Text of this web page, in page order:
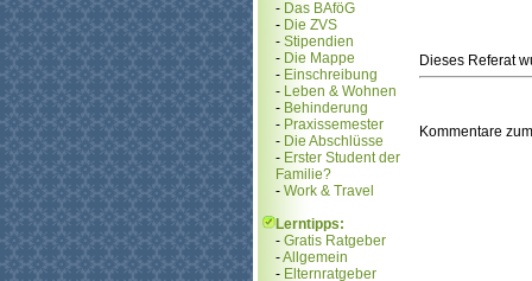
- Das BAföG
- Die ZVS
- Stipendien
- Die Mappe
- Einschreibung
- Leben & Wohnen
- Behinderung
- Praxissemester
- Die Abschlüsse
- Erster Student der
Familie?
- Work & Travel
Lerntipps:
- Gratis Ratgeber
-Allgemein
- Elternratgeber
Dieses Referat
Kommentare